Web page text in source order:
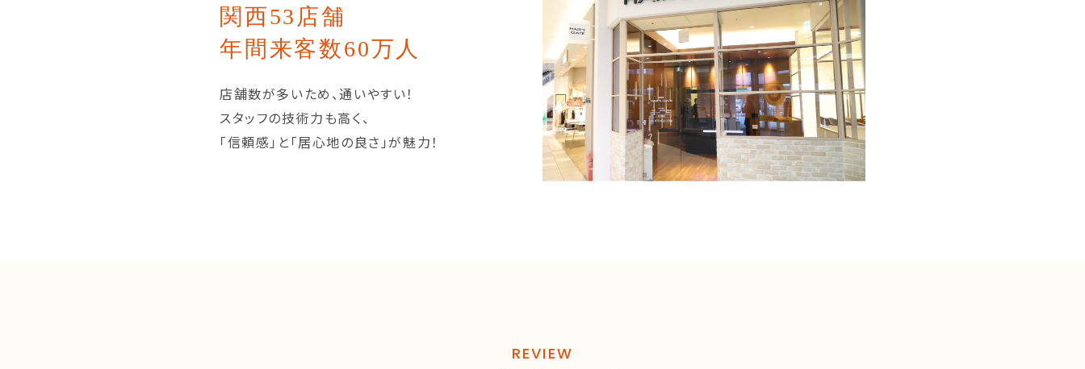
関西53店舗
年間来客数60万人
店舗数が多いため、通いやすい！
スタッフの技術力も高く、
「信頼感」と「居心地の良さ」が魅力！
REVIEW